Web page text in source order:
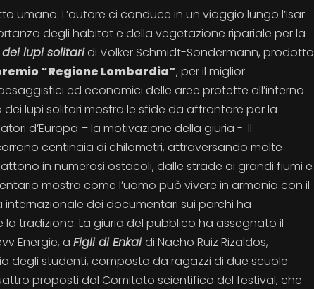
L’autore ci conduce in un viaggio lungo l’Isar
degli habitat e della vegetazione ripariale per la
dei lupi solitaridi Volker Schmidt-Sondermann, prodotto
“Regione Lombardia”, per il miglior
ed economici delle aree protette all’interno
dei lupi solitari mostra le sfide da affrontare per la
d’Europa – la motivazione della giuria -. Il
centinaia di chilometri, attraversando molte
in numerosi ostacoli, dalle strade ai grandi fiumi e
mostra come l’uomo può vivere in armonia con il
dei documentari sui parchi ha
tradizione. La giuria del pubblico ha assegnato il
Energie, a Figli di Enkaidi Nacho Ruiz Rizaldos,
degli studenti, composta da ragazzi di due scuole
proposti dal Comitato scientifico del festival, che